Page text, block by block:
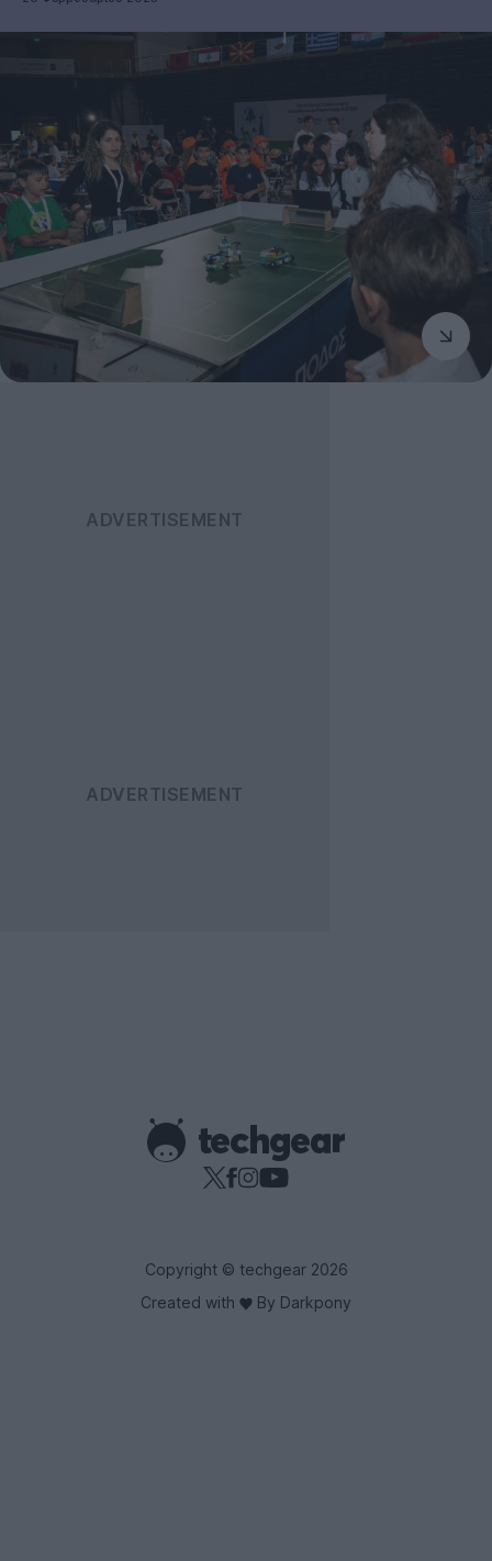
Copyright © techgear 2026
Created with
By Darkpony